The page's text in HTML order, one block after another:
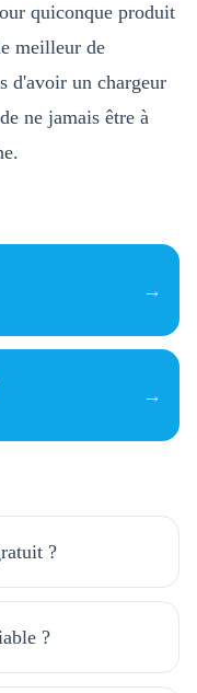
quiconque produit
meilleur de
d'avoir un chargeur
ne jamais être à
→
→
?
?